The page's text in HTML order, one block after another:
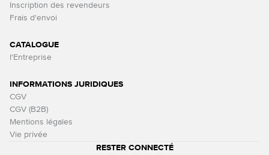
Inscription des revendeurs
Frais d'envoi
CATALOGUE
l'Entreprise
INFORMATIONS JURIDIQUES
CGV
CGV (B2B)
Mentions légales
Vie privée
RESTER CONNECTÉ